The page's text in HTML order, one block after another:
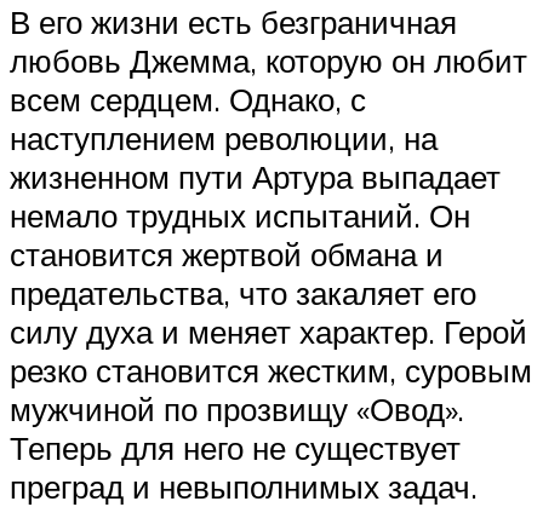
В его жизни есть безграничная
любовь Джемма, которую он любит
всем сердцем. Однако, с
наступлением революции, на
жизненном пути Артура выпадает
немало трудных испытаний. Он
становится жертвой обмана и
предательства, что закаляет его
силу духа и меняет характер. Герой
резко становится жестким, суровым
мужчиной по прозвищу «Овод».
Теперь для него не существует
преград и невыполнимых задач.